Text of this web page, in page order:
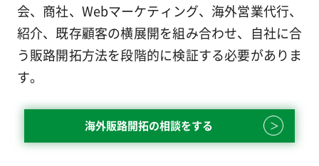
会、商社、Webマーケティング、海外営業代行、
紹介、既存顧客の横展開を組み合わせ、自社に合
う販路開拓方法を段階的に検証する必要がありま
す。
海外販路開拓の相談をする